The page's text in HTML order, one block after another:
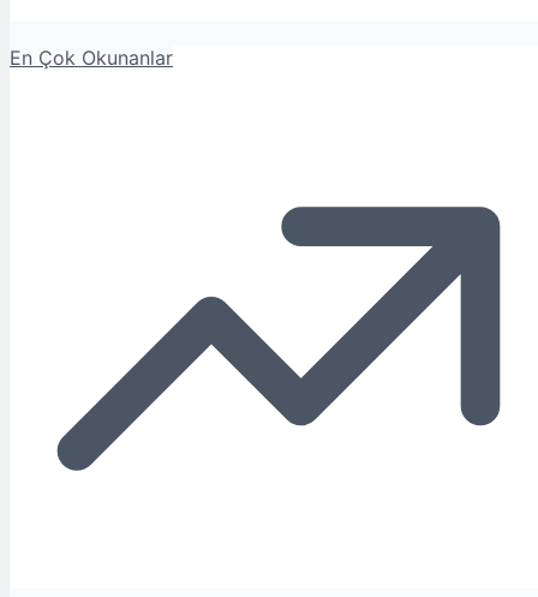
En Çok Okunanlar